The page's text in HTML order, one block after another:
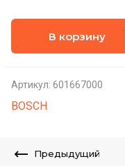
В корзину
Артикул: 601667000
BOSCH
Предыдущий